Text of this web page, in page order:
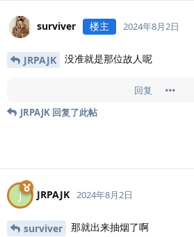
surviver 楼主 2024年8月2日
JRPAJK 没准就是那位故人呢
回复
JRPAJK 回复了此帖
J JRPAJK 2024年8月2日
surviver 那就出来抽烟了啊